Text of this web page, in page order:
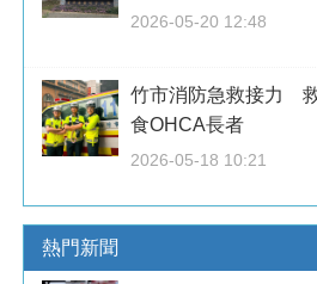
2026-05-20 12:48
竹市消防急救接力
食OHCA長者
2026-05-18 10:21
熱門新聞